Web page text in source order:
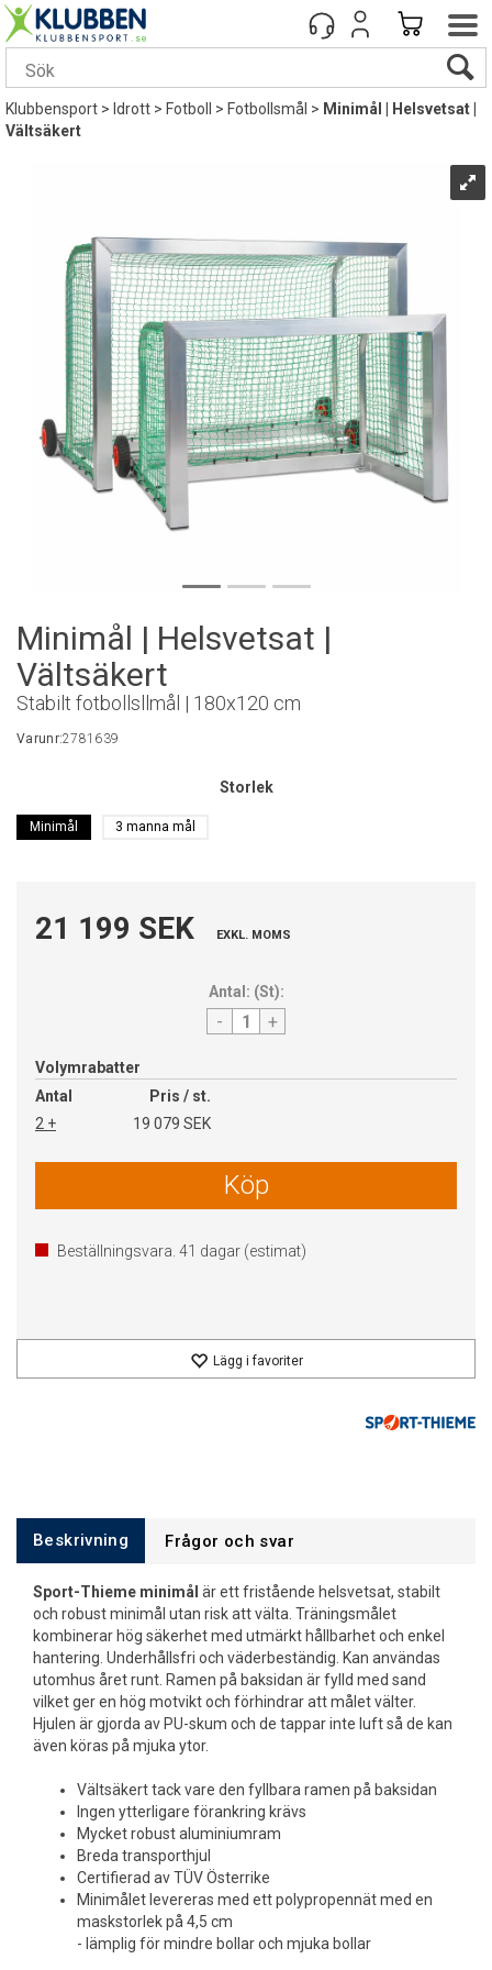
Klubbensport> Idrott>Fotboll >Fotbollsmål > Minimål | Helsvetsat |
Vältsäkert
Minimål | Helsvetsat |
Vältsäkert
Stabilt fotbollsllmål | 180x120 cm
Varunr:2781639
Storlek
Minimål 3 manna mål
21 199 SEK EXKL. MOMS
Antal: (St):
- +
Volymrabatter
Antal
Pris / st.
2 +
19 079 SEK
Köp
Beställningsvara. 41 dagar (estimat)
Lägg i favoriter
Beskrivning Frågor och svar
Sport-Thieme minimål är ett fristående helsvetsat, stabilt
och robust minimål utan risk att välta. Träningsmålet
kombinerar hög säkerhet med utmärkt hållbarhet och enkel
hantering. Underhållsfri och väderbeständig. Kan användas
utomhus året runt. Ramen på baksidan är fylld med sand
vilket ger en hög motvikt och förhindrar att målet välter.
Hjulen är gjorda av PU-skum och de tappar inte luft så de kan
även köras på mjuka ytor.
Vältsäkert tack vare den fyllbara ramen på baksidan
Ingen ytterligare förankring krävs
Mycket robust aluminiumram
Breda transporthjul
Certifierad av TÜV Österrike
Minimålet levereras med ett polypropennät med en
maskstorlek på 4,5 cm
- lämplig för mindre bollar och mjuka bollar